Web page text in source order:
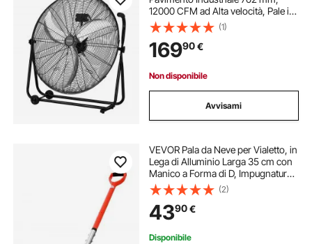
12000 CFM ad Alta velocità, Pale in
Alluminio Resistenti, 3 Velocità,
Inclinazione Regolabile a 360°, per
Garage, Officina e Magazzino
(1)
16990€
Non disponibile
Avvisami
VEVOR Pala da Neve per Vialetto, in
Lega di Alluminio Larga 35 cm con
Manico a Forma di D, Impugnatura
Antiscivolo, Strumento Leggero per
la Rimozione per Giardino,
Campeggio all'Aperto
(2)
4390€
Disponibile